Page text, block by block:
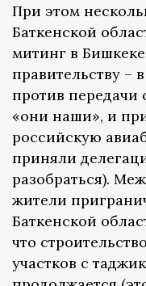
При этом
Баткенской
митинг в
правительству –
против передачи
«они наши», и
российскую
приняли
разобраться).
жители
Баткенской
что
участков с